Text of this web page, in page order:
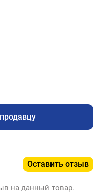
Оставить отзыв
на данный товар.